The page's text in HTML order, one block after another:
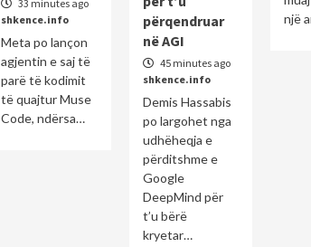
33 minutes ago
shkence.info
Meta po lançon
agjentin e saj të
parë të kodimit
të quajtur Muse
Code, ndërsa…
përqendruar
në AGI
45 minutes ago
shkence.info
Demis Hassabis
po largohet nga
udhëheqja e
përditshme e
Google
DeepMind për
t’u bërë
kryetar…
një